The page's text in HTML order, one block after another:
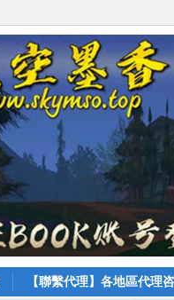
【聯繫代理】各地區代理